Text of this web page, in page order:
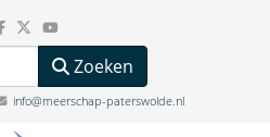
Zoeken
info@meerschap-paterswolde.nl